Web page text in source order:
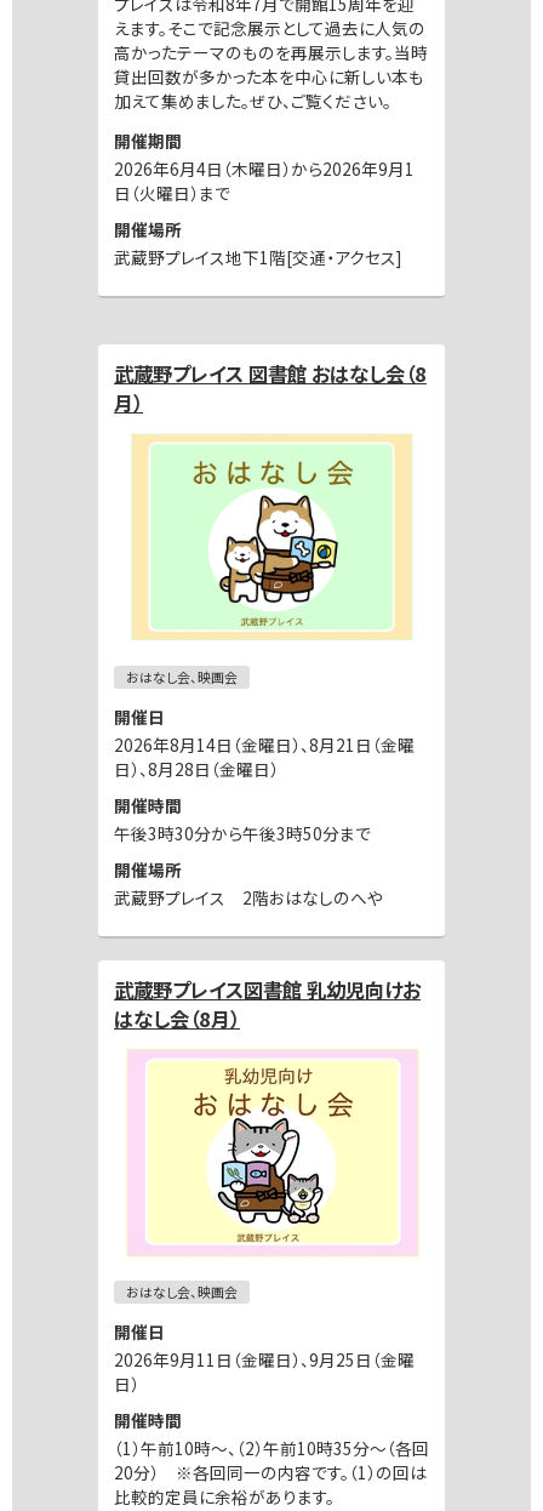
えます。そこで記念展示として過去に人気の
高かったテーマのものを再展示します。当時
貸出回数が多かった本を中心に新しい本も
加えて集めました。ぜひ、ご覧ください。
開催期間
2026年6月4日（木曜日）から2026年9月1
日（火曜日）まで
開催場所
武蔵野プレイス地下1階[交通・アクセス]
武蔵野プレイス 図書館 おはなし会（8
月）
おはなし会、映画会
開催日
2026年8月14日（金曜日）、8月21日（金曜
日）、8月28日（金曜日）
開催時間
午後3時30分から午後3時50分まで
開催場所
武蔵野プレイス 2階おはなしのへや
武蔵野プレイス図書館 乳幼児向けお
はなし会（8月）
おはなし会、映画会
開催日
2026年9月11日（金曜日）、9月25日（金曜
日）
開催時間
（1）午前10時～、（2）午前10時35分～（各回
20分） ※各回同一の内容です。（1）の回は
比較的定員に余裕があります。